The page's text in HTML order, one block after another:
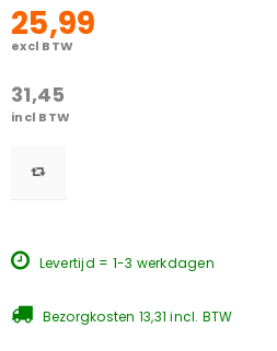
25,99
excl BTW
31,45
incl BTW
Levertijd = 1-3 werkdagen
Bezorgkosten 13,31 incl. BTW